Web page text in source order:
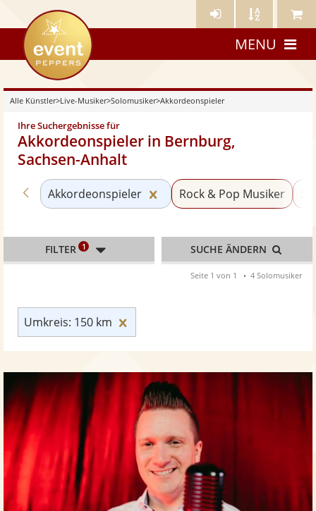
Künstler- Künstler Meine
eventpeppers
MENU
Alle Künstler>Live-Musiker>Solomusiker>Akkordeonspieler
Ihre Suchergebnisse für
Akkordeonspieler in Bernburg,
Sachsen-Anhalt
Zurück zu «Solomusiker»
Akkordeonspieler Kategorie
Rock & Pop Musiker
Umkreis: 150 km
FILTER 1 SUCHE ÄNDERN
Seite 1 von 1 4 Solomusiker